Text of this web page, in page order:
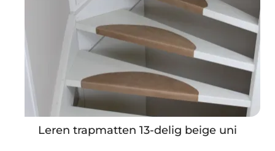
Leren trapmatten 13-delig beige uni